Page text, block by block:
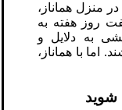
منزل هماناز،
روز هفته به
به دلایل و
با هماناز،